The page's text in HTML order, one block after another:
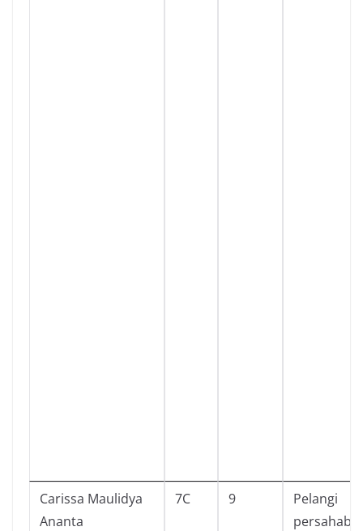
Carissa Maulidya
Ananta
7C 9
Pelangi